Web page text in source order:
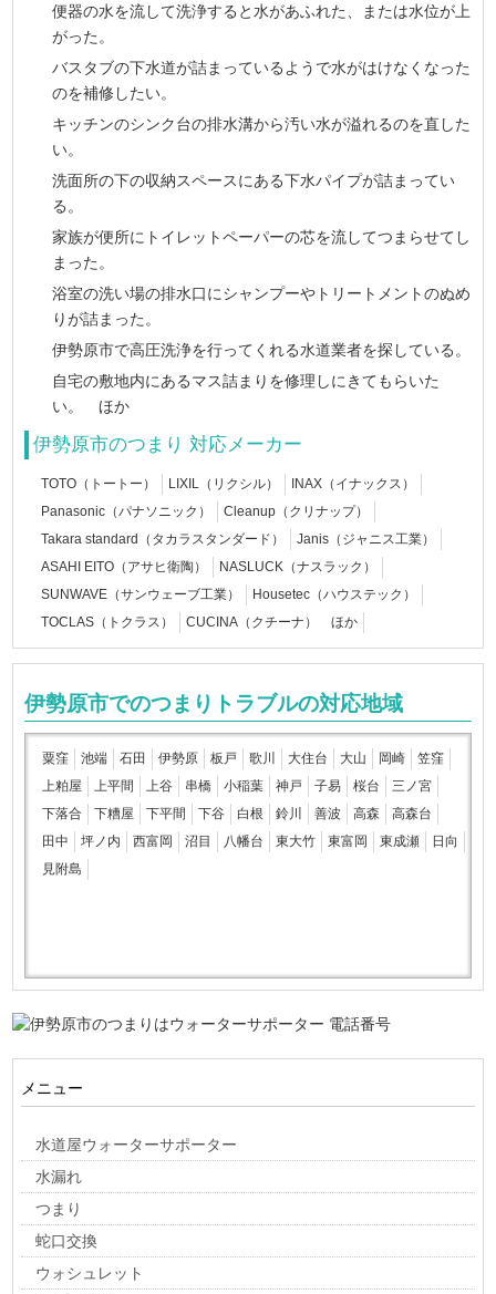
便器の水を流して洗浄すると水があふれた、または水位が上
がった。
バスタブの下水道が詰まっているようで水がはけなくなった
のを補修したい。
キッチンのシンク台の排水溝から汚い水が溢れるのを直した
い。
洗面所の下の収納スペースにある下水パイプが詰まってい
る。
家族が便所にトイレットペーパーの芯を流してつまらせてし
まった。
浴室の洗い場の排水口にシャンプーやトリートメントのぬめ
りが詰まった。
伊勢原市で高圧洗浄を行ってくれる水道業者を探している。
自宅の敷地内にあるマス詰まりを修理しにきてもらいた
い。 ほか
伊勢原市のつまり 対応メーカー
TOTO（トートー） LIXIL（リクシル）
INAX（イナックス）
Panasonic（パナソニック）
Cleanup（クリナップ）
Takara standard（タカラスタンダード）
Janis（ジャニス工業）
ASAHI EITO（アサヒ衛陶）
NASLUCK（ナスラック）
SUNWAVE（サンウェーブ工業）
Housetec（ハウステック）
TOCLAS（トクラス）
CUCINA（クチーナ） ほか
伊勢原市でのつまりトラブルの対応地域
粟窪 池端 石田 伊勢原 板戸 歌川 大住台 大山 岡崎
笠窪
上粕屋
上平間 上谷 串橋 小稲葉 神戸 子易 桜台
三ノ宮
下落合
下糟屋 下平間 下谷 白根 鈴川 善波 高森
高森台
田中
坪ノ内 西富岡 沼目 八幡台 東大竹 東富岡 東成瀬
日向
見附島
メニュー
水道屋ウォーターサポーター
水漏れ
つまり
蛇口交換
ウォシュレット